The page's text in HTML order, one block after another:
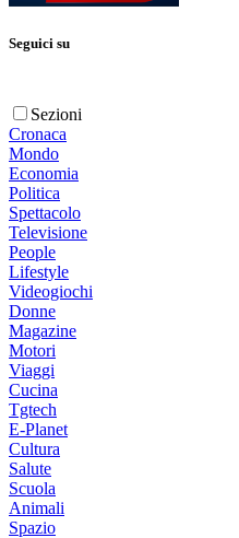
Seguici su
Sezioni
Cronaca
Mondo
Economia
Politica
Spettacolo
Televisione
People
Lifestyle
Videogiochi
Donne
Magazine
Motori
Viaggi
Cucina
Tgtech
E-Planet
Cultura
Salute
Scuola
Animali
Spazio